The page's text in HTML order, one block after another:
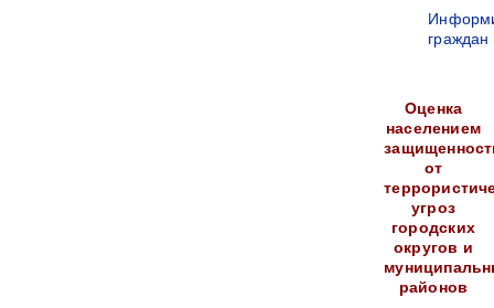
граждан
Оценка
населением
от
угроз
городских
округов и
районов